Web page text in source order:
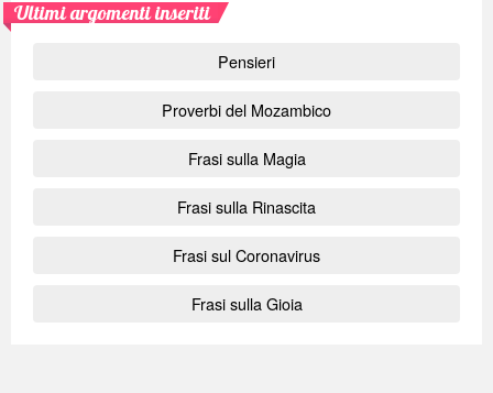
Ultimi argomenti inseriti
Pensieri
Proverbi del Mozambico
Frasi sulla Magia
Frasi sulla Rinascita
Frasi sul Coronavirus
Frasi sulla Gioia